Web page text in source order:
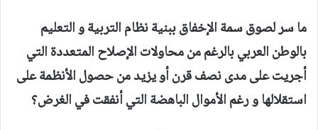
ما سر لصوق سمة الإخفاق ببنية نظام التربية و التعليم
بالوطن العربي بالرغم من محاولات الإصلاح المتعددة التي
أجريت على مدى نصف قرن أو يزيد من حصول الأنظمة على
استقلالها و رغم الأموال الباهضة التي أنفقت في الغرض؟